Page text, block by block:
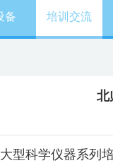
备 培训交流
北
型科学仪器系列